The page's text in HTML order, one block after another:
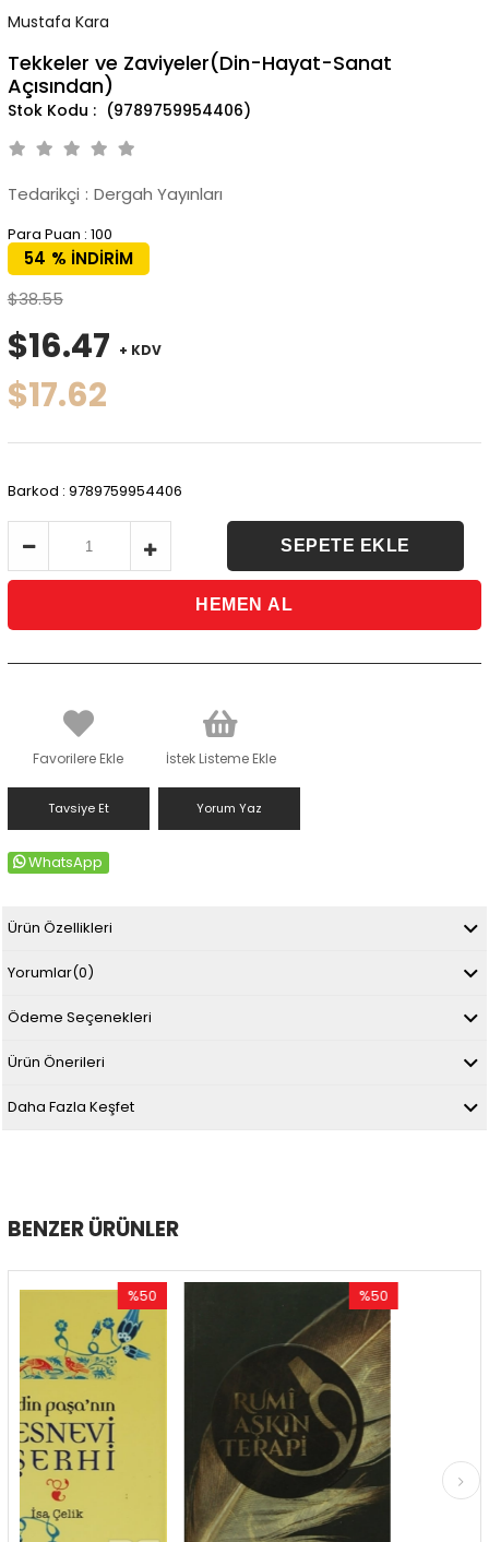
Mustafa Kara
Tekkeler ve Zaviyeler(Din-Hayat-Sanat
Açısından)
(9789759954406)
Tedarikçi : Dergah Yayınları
Para Puan : 100
%
54
İNDIRIM
$38.55
$16.47 + KDV
$17.62
Barkod : 9789759954406
Favorilere Ekle İstek Listeme Ekle
Tavsiye Et Yorum Yaz
WhatsApp
Ürün Özellikleri
Yorumlar(0)
Ödeme Seçenekleri
Ürün Önerileri
Daha Fazla Keşfet
BENZER ÜRÜNLER
%50
İndirim
%50İndirim
%50İndirim